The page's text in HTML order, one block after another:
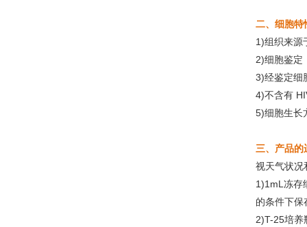
二、细胞特
1)组织来源
2)细胞鉴定
3)经鉴定细
4)不含有
5)细胞生长
三、产品的
视天气状况
1)1mL冻存
的条件下保
2)T-25培养